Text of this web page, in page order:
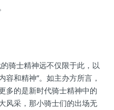
骑士精神远不仅限于此，以
和精神“。如主办方所言，
多的是新时代骑士精神中的
风采，那小骑士们的出场无